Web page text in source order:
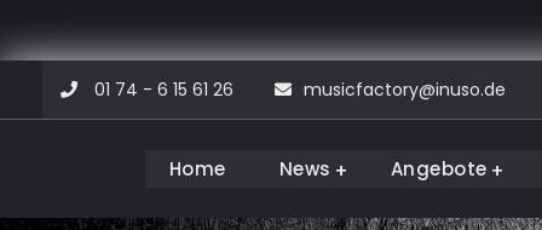
content
01 74 - 6 15 61 26 musicfactory@inuso.de
Musicfactory
Home News Angebote